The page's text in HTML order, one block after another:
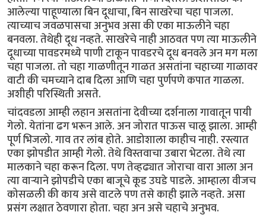
आलेल्या पाहूण्याला बिन दूधाचा, बिन साखरेचा चहा पाजला.
त्याच्याच जवळपासचा अनुभव असा की एका माऊलीने चहा
बनवला. तेथेही दूध नव्हते. साखरेचे नाही आठवत पण त्या माऊलीने
दूधाच्या पावडरमध्ये पाणी टाकून पावडरचे दूध बनवले अन मग मला
चहा पाजला. तो चहा गाळणीतून गाळत असतांना चहाच्या गाळावर
वाटी की चमच्याने दाब दिला आणि चहा पुर्णपणे कपात गाळला.
अशीही परिस्थिती असते.
चांदवडला आम्ही लहान असतांना देवीच्या दर्शनाला गावातून पायी
गेलो. येतांना ढग भरून आले. अन जोरात पाऊस चालू झाला. आम्ही
पूर्ण भिजलो. गाव तर लांब होते. आडोशाला काहीच नाही. रस्त्यात
एका झोपडीत आम्ही गेलो. तेथे विस्तवाचा उबारा भेटला. तेथे त्या
मालकाने चहा करून दिला. पण तेव्हढ्यात जोराचा वारा आला अन
त्या वार्‍याने झोपडीचे एका बाजूचे कूड उघडे पाडले. आम्हाला वीजच
कोसळली की काय असे वाटले पण तसे काही झाले नव्हते. असा
प्रसंग लक्षात ठेवणारा होता. चहा अन असे चहाचे अनुभव.